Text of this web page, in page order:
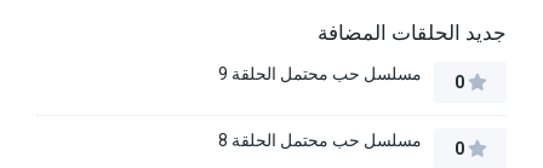
جديد الحلقات المضافة
0 مسلسل حب محتمل الحلقة 9
0 مسلسل حب محتمل الحلقة 8